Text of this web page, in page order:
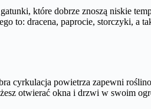
które dobrze znoszą niskie
to: dracena, paprocie, storczyki, a
cyrkulacja powietrza zapewni
otwierać okna i drzwi w swoim